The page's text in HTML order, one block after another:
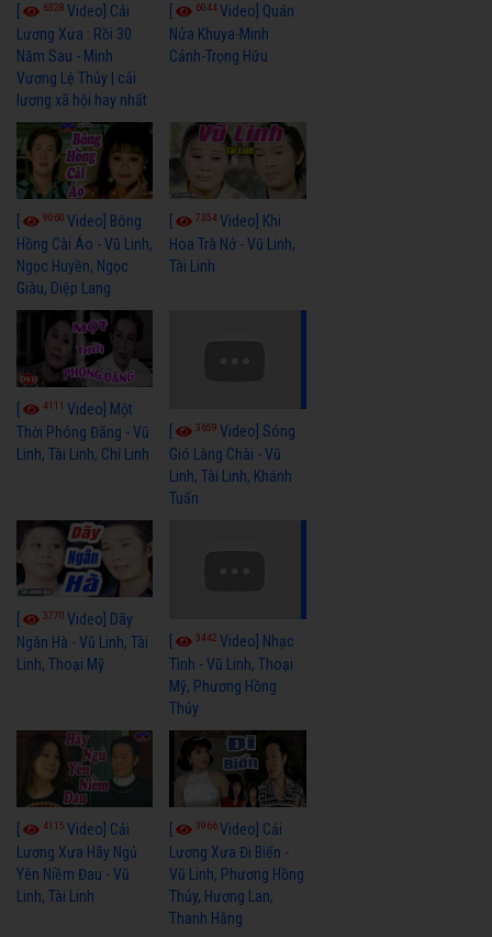
6328 Video] Cải
Lương Xưa : Rồi 30
Năm Sau - Minh
Vương Lệ Thủy | cải
lương xã hội hay nhất
6044Video] Quán
Nửa Khuya-Minh
Cảnh-Trọng Hữu
9060 Video] Bông
Hồng Cài Áo - Vũ Linh,
Ngọc Huyền, Ngọc
Giàu, Diệp Lang
7354Video] Khi
Hoa Trà Nở - Vũ Linh,
Tài Linh
4111 Video] Một
Thời Phóng Đãng - Vũ
Linh, Tài Linh, Chí Linh
3659Video] Sóng
Gió Làng Chài - Vũ
Linh, Tài Linh, Khánh
Tuấn
3770 Video] Dãy
Ngân Hà - Vũ Linh, Tài
Linh, Thoại Mỹ
3442Video] Nhạc
Tình - Vũ Linh, Thoại
Mỹ, Phương Hồng
Thủy
4115 Video] Cải
Lương Xưa Hãy Ngủ
Yên Niềm Đau - Vũ
Linh, Tài Linh
3966Video] Cải
Lương Xưa Đi Biển -
Vũ Linh, Phương Hồng
Thủy, Hương Lan,
Thanh Hằng